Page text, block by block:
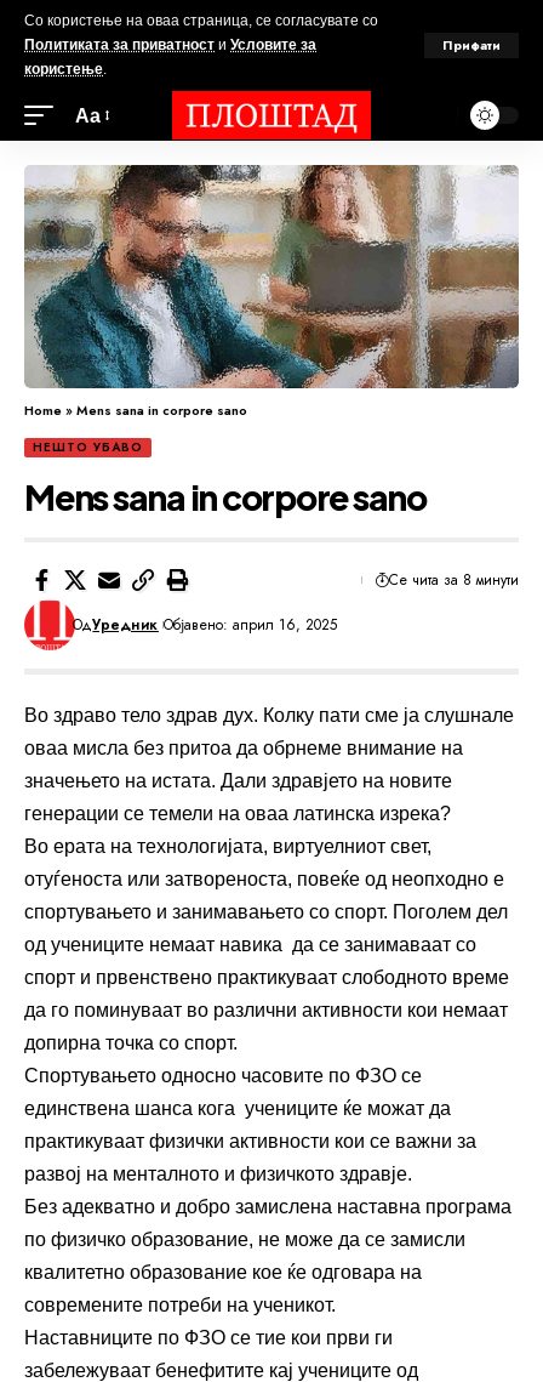
Со користење на оваа страница, се согласувате со
Политиката за приватност и Условите за
користење.
Прифати
Аа
Home»Mens sana in corpore sano
НЕШТО УБАВО
Mens sana in corpore sano
ОдУредник Објавено: април 16, 2025
Се чита за 8 минути
Во здраво тело здрав дух. Колку пати сме ја слушнале
оваа мисла без притоа да обрнеме внимание на
значењето на истата. Дали здравјето на новите
генерации се темели на оваа латинска изрека?
Во ерата на технологијата, виртуелниот свет,
отуѓеноста или затвореноста, повеќе од неопходно е
спортувањето и занимавањето со спорт. Поголем дел
од учениците немаат навика да се занимаваат со
спорт и првенствено практикуваат слободното време
да го поминуваат во различни активности кои немаат
допирна точка со спорт.
Спортувањето односно часовите по ФЗО се
единствена шанса кога учениците ќе можат да
практикуваат физички активности кои се важни за
развој на менталното и физичкото здравје.
Без адекватно и добро замислена наставна програма
по физичко образование, не може да се замисли
квалитетно образование кое ќе одговара на
современите потреби на ученикот.
Наставниците по ФЗО се тие кои први ги
забележуваат бенефитите кај учениците од